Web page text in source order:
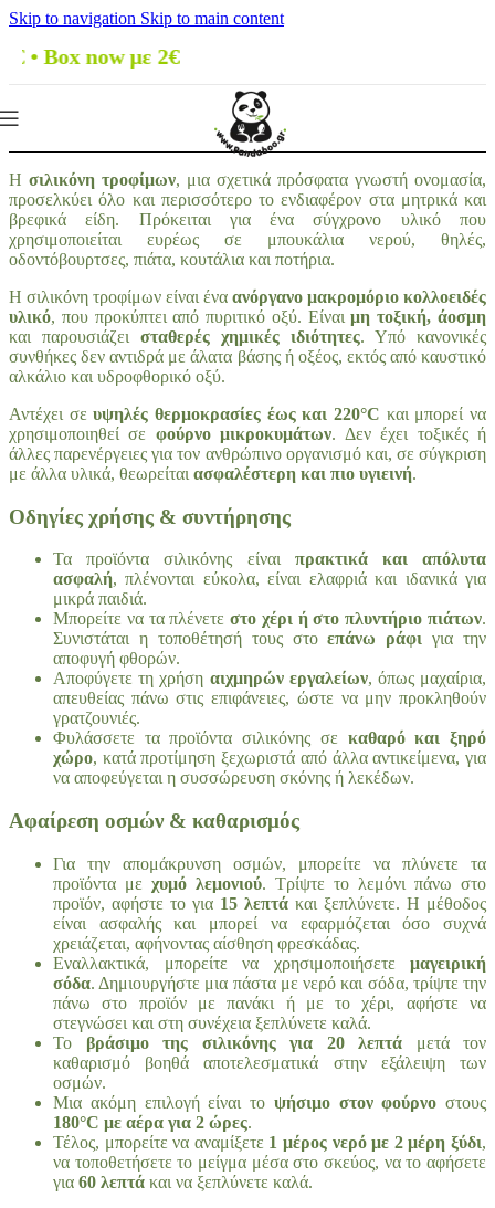
Skip to navigation Skip to main content
με 2€
Η σιλικόνη τροφίμων, μια σχετικά πρόσφατα γνωστή ονομασία,
προσελκύει όλο και περισσότερο το ενδιαφέρον στα μητρικά και
βρεφικά είδη. Πρόκειται για ένα σύγχρονο υλικό που
χρησιμοποιείται ευρέως σε μπουκάλια νερού, θηλές,
οδοντόβουρτσες, πιάτα, κουτάλια και ποτήρια.
Η σιλικόνη τροφίμων είναι ένα ανόργανο μακρομόριο κολλοειδές
υλικό, που προκύπτει από πυριτικό οξύ. Είναιμη τοξική, άοσμη
και παρουσιάζει σταθερές χημικές ιδιότητες. Υπό κανονικές
συνθήκες δεν αντιδρά με άλατα βάσης ή οξέος, εκτός από καυστικό
αλκάλιο και υδροφθορικό οξύ.
Αντέχει σευψηλές θερμοκρασίες έως και 220°C και μπορεί να
χρησιμοποιηθεί σε φούρνο μικροκυμάτων. Δεν έχει τοξικές ή
άλλες παρενέργειες για τον ανθρώπινο οργανισμό και, σε σύγκριση
με άλλα υλικά, θεωρείται ασφαλέστερη και πιο υγιεινή.
Οδηγίες χρήσης & συντήρησης
Τα προϊόντα σιλικόνης είναι πρακτικά και απόλυτα
ασφαλή, πλένονται εύκολα, είναι ελαφριά και ιδανικά για
μικρά παιδιά.
Μπορείτε να τα πλένετεστο χέρι ή στο πλυντήριο πιάτων.
Συνιστάται η τοποθέτησή τους στοεπάνω ράφι για την
αποφυγή φθορών.
Αποφύγετε τη χρήση αιχμηρών εργαλείων, όπως μαχαίρια,
απευθείας πάνω στις επιφάνειες, ώστε να μην προκληθούν
γρατζουνιές.
Φυλάσσετε τα προϊόντα σιλικόνης σε καθαρό και ξηρό
χώρο, κατά προτίμηση ξεχωριστά από άλλα αντικείμενα, για
να αποφεύγεται η συσσώρευση σκόνης ή λεκέδων.
Αφαίρεση οσμών & καθαρισμός
Για την απομάκρυνση οσμών, μπορείτε να πλύνετε τα
προϊόντα με χυμό λεμονιού. Τρίψτε το λεμόνι πάνω στο
προϊόν, αφήστε το για 15 λεπτά και ξεπλύνετε. Η μέθοδος
είναι ασφαλής και μπορεί να εφαρμόζεται όσο συχνά
χρειάζεται, αφήνοντας αίσθηση φρεσκάδας.
Εναλλακτικά, μπορείτε να χρησιμοποιήσετε μαγειρική
σόδα. Δημιουργήστε μια πάστα με νερό και σόδα, τρίψτε την
πάνω στο προϊόν με πανάκι ή με το χέρι, αφήστε να
στεγνώσει και στη συνέχεια ξεπλύνετε καλά.
Το βράσιμο της σιλικόνης για 20 λεπτά μετά τον
καθαρισμό βοηθά αποτελεσματικά στην εξάλειψη των
οσμών.
Μια ακόμη επιλογή είναι το ψήσιμο στον φούρνο στους
180°C με αέρα για 2 ώρες.
Τέλος, μπορείτε να αναμίξετε 1 μέρος νερό με 2 μέρη ξύδι,
να τοποθετήσετε το μείγμα μέσα στο σκεύος, να το αφήσετε
για 60 λεπτά και να ξεπλύνετε καλά.